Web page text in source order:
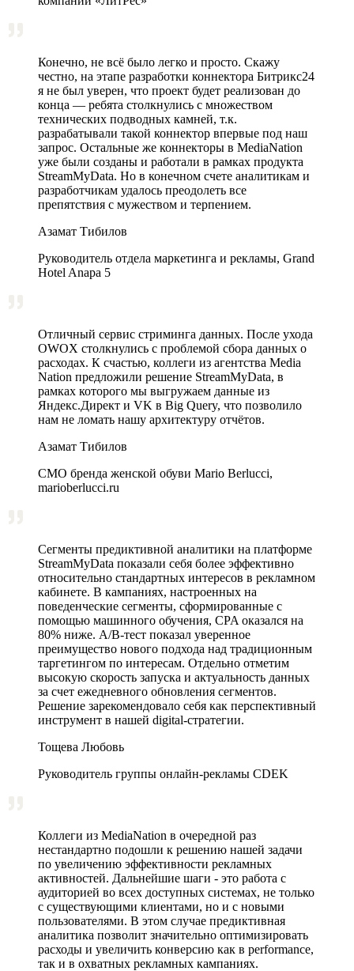
Конечно, не всё было легко и просто. Скажу
честно, на этапе разработки коннектора Битрикс24
я не был уверен, что проект будет реализован до
конца — ребята столкнулись с множеством
технических подводных камней, т.к.
разрабатывали такой коннектор впервые под наш
запрос. Остальные же коннекторы в MediaNation
уже были созданы и работали в рамках продукта
StreamMyData. Но в конечном счете аналитикам и
разработчикам удалось преодолеть все
препятствия с мужеством и терпением.
Азамат Тибилов
Руководитель отдела маркетинга и рекламы, Grand
Hotel Anapa 5
Отличный сервис стриминга данных. После ухода
OWOX столкнулись с проблемой сбора данных о
расходах. К счастью, коллеги из агентства Media
Nation предложили решение StreamMyData, в
рамках которого мы выгружаем данные из
Яндекс.Директ и VK в Big Query, что позволило
нам не ломать нашу архитектуру отчётов.
Азамат Тибилов
CMO бренда женской обуви Mario Berlucci,
marioberlucci.ru
Сегменты предиктивной аналитики на платформе
StreamMyData показали себя более эффективно
относительно стандартных интересов в рекламном
кабинете. В кампаниях, настроенных на
поведенческие сегменты, сформированные с
помощью машинного обучения, CPA оказался на
80% ниже. A/B‑тест показал уверенное
преимущество нового подхода над традиционным
таргетингом по интересам. Отдельно отметим
высокую скорость запуска и актуальность данных
за счет ежедневного обновления сегментов.
Решение зарекомендовало себя как перспективный
инструмент в нашей digital-стратегии.
Тощева Любовь
Руководитель группы онлайн-рекламы CDEK
Коллеги из MediaNation в очередной раз
нестандартно подошли к решению нашей задачи
по увеличению эффективности рекламных
активностей. Дальнейшие шаги - это работа с
аудиторией во всех доступных системах, не только
с существующими клиентами, но и с новыми
пользователями. В этом случае предиктивная
аналитика позволит значительно оптимизировать
расходы и увеличить конверсию как в performance,
так и в охватных рекламных кампаниях.